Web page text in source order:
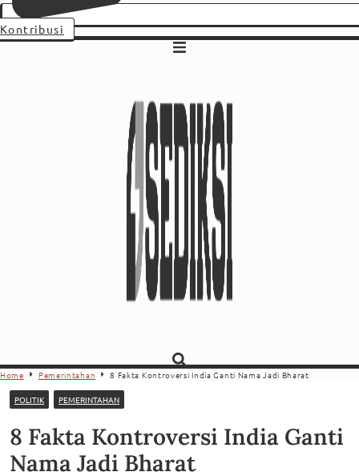
Kontribusi
Home Pemerintahan 8 Fakta Kontroversi India Ganti Nama Jadi Bharat
POLITIK PEMERINTAHAN
8 Fakta Kontroversi India Ganti
Nama Jadi Bharat